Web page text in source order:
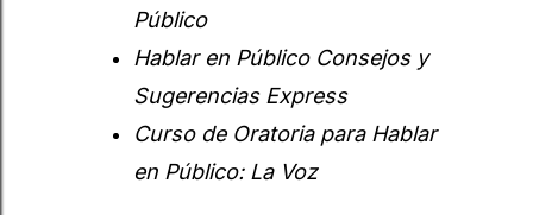
Público
Hablar en Público Consejos y
Sugerencias Express
Curso de Oratoria para Hablar
en Público: La Voz